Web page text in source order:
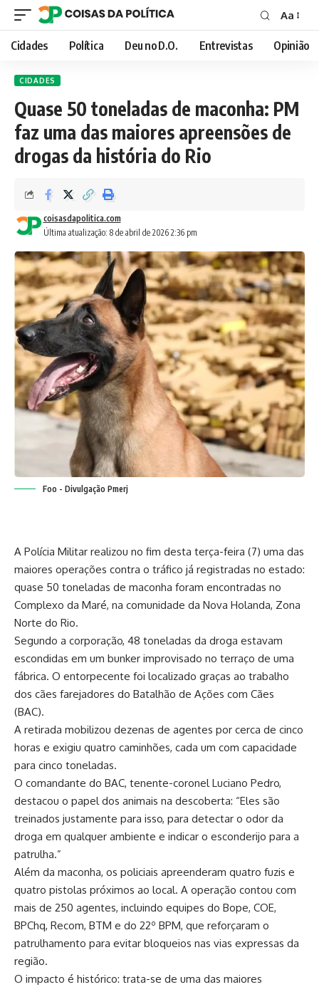
Font
Resizer
Aa
Cidades Política Deu no D.O. Entrevistas Opinião
CIDADES
Quase 50 toneladas de maconha: PM
faz uma das maiores apreensões de
drogas da história do Rio
Última atualização: 8 de abril de 2026 2:36 pm
coisasdapolitica.com
Foo - Divulgação Pmerj
A Polícia Militar realizou no fim desta terça-feira (7) uma das
maiores operações contra o tráfico já registradas no estado:
quase 50 toneladas de maconha foram encontradas no
Complexo da Maré, na comunidade da Nova Holanda, Zona
Norte do Rio.
Segundo a corporação, 48 toneladas da droga estavam
escondidas em um bunker improvisado no terraço de uma
fábrica. O entorpecente foi localizado graças ao trabalho
dos cães farejadores do Batalhão de Ações com Cães
(BAC).
A retirada mobilizou dezenas de agentes por cerca de cinco
horas e exigiu quatro caminhões, cada um com capacidade
para cinco toneladas.
O comandante do BAC, tenente-coronel Luciano Pedro,
destacou o papel dos animais na descoberta: “Eles são
treinados justamente para isso, para detectar o odor da
droga em qualquer ambiente e indicar o esconderijo para a
patrulha.”
Além da maconha, os policiais apreenderam quatro fuzis e
quatro pistolas próximos ao local. A operação contou com
mais de 250 agentes, incluindo equipes do Bope, COE,
BPChq, Recom, BTM e do 22º BPM, que reforçaram o
patrulhamento para evitar bloqueios nas vias expressas da
região.
O impacto é histórico: trata-se de uma das maiores